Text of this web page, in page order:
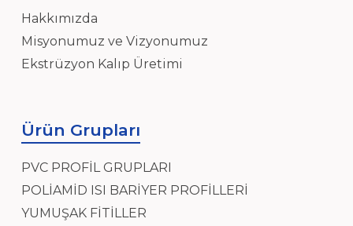
Hakkımızda
Misyonumuz ve Vizyonumuz
Ekstrüzyon Kalıp Üretimi
Ürün Grupları
PVC PROFİL GRUPLARI
POLİAMİD ISI BARİYER PROFİLLERİ
YUMUŞAK FİTİLLER